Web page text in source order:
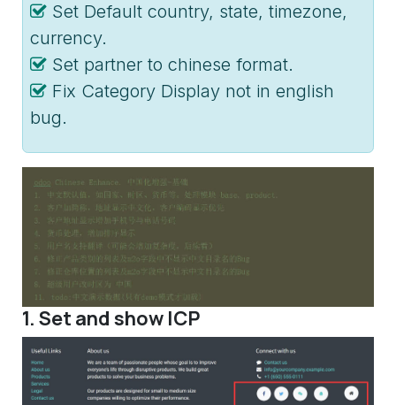
Set Default country, state, timezone,
currency.
Set partner to chinese format.
Fix Category Display not in english
bug.
1. Set and show ICP